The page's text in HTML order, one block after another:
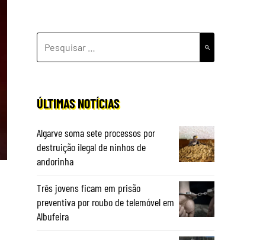
POR:
ÚLTIMAS NOTÍCIAS
Algarve soma sete processos por
destruição ilegal de ninhos de
andorinha
Três jovens ficam em prisão
preventiva por roubo de telemóvel em
Albufeira